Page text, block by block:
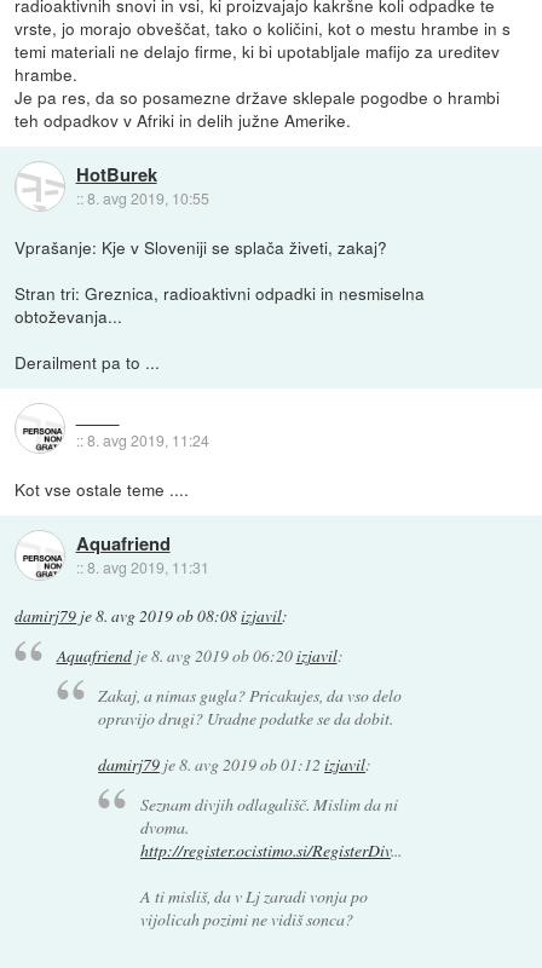
vrste, jo morajo obveščat, tako o količini, kot o mestu hrambe in s
temi materiali ne delajo firme, ki bi upotabljale mafijo za ureditev
hrambe.
Je pa res, da so posamezne države sklepale pogodbe o hrambi
teh odpadkov v Afriki in delih južne Amerike.
HotBurek
::8. avg 2019, 10:55
Vprašanje: Kje v Sloveniji se splača živeti, zakaj?
Stran tri: Greznica, radioaktivni odpadki in nesmiselna
obtoževanja...
Derailment pa to ...
::8. avg 2019, 11:24
Kot vse ostale teme ....
Aquafriend
::8. avg 2019, 11:31
damirj79 je8. avg 2019 ob 08:08izjavil:
Aquafriendje8. avg 2019 ob 06:20izjavil:
Zakaj, a nimas gugla? Pricakujes, da vso delo
opravijo drugi? Uradne podatke se da dobit.
damirj79 je8. avg 2019 ob 01:12izjavil:
Seznam divjih odlagališč. Mislim da ni
dvoma.
http://register.ocistimo.si/RegisterDiv...
A ti misliš, da v Lj zaradi vonja po
vijolicah pozimi ne vidiš sonca?